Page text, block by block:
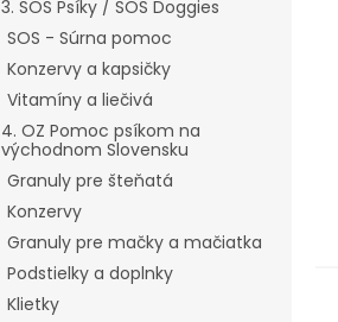
3. SOS Psíky / SOS Doggies
SOS - Súrna pomoc
Konzervy a kapsičky
Vitamíny a liečivá
4. OZ Pomoc psíkom na
východnom Slovensku
Granuly pre šteňatá
Konzervy
Granuly pre mačky a mačiatka
Podstielky a doplnky
Klietky